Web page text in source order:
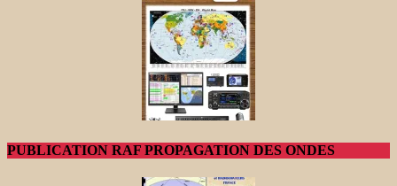
PUBLICATION RAF PROPAGATION DES ONDES